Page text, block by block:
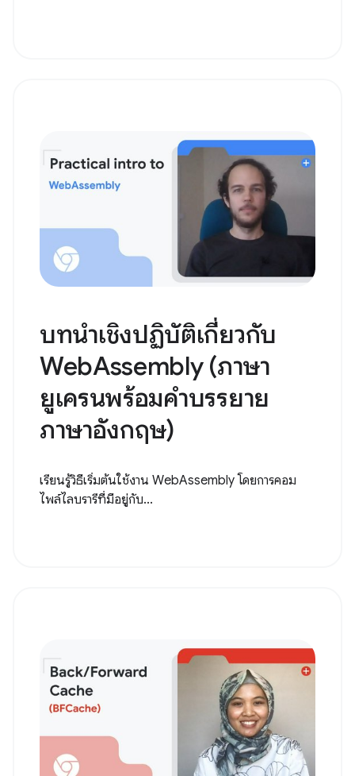
บทนำเชิงปฏิบัติเกี่ยวกับ
WebAssembly (ภาษา
ยูเครนพร้อมคำบรรยาย
ภาษาอังกฤษ)
เรียนรู้วิธีเริ่มต้นใช้งาน WebAssembly โดยการคอม
ไพล์ไลบรารีที่มีอยู่กับ...